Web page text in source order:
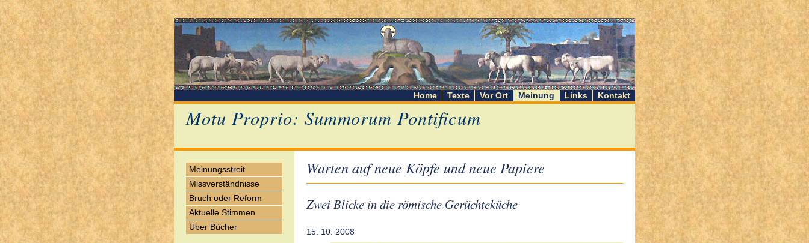
Motu Proprio: Summorum Pontificum
Home Texte Vor Ort Meinung Links Kontakt
Meinungsstreit
Missverständnisse
Bruch oder Reform
Aktuelle Stimmen
Über Bücher
Warten auf neue Köpfe und neue Papiere
Zwei Blicke in die römische Gerüchteküche
15. 10. 2008